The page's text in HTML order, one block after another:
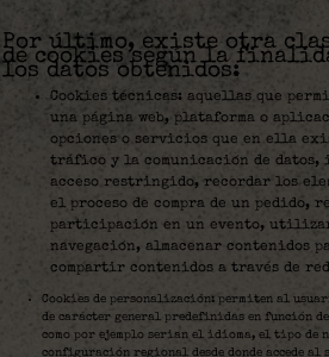
Por último, existe otra
de cookies según la
los datos obtenidos:
Cookies técnicas: aquellas que
una página web, plataforma o
opciones o servicios que en ella
tráfico y la comunicación de
acceso restringido, recordar los
el proceso de compra de un
participación en un evento, utilizar
navegación, almacenar contenidos
compartir contenidos a través de
Cookies de personalización: permiten al
de carácter general predefinidas en función
como por ejemplo serian el idioma, el tipo de
configuración regional desde donde accede al